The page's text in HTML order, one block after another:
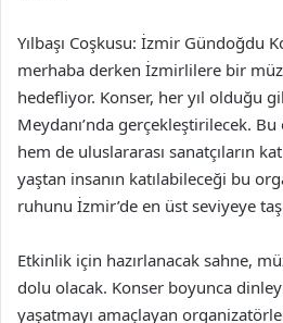
Yılbaşı Coşkusu: İzmir Gündoğdu
merhaba derken İzmirlilere bir
hedefliyor. Konser, her yıl olduğu
Meydanı’nda gerçekleştirilecek.
hem de uluslararası sanatçıların
yaştan insanın katılabileceği bu
ruhunu İzmir’de en üst seviyeye
Etkinlik için hazırlanacak sahne,
dolu olacak. Konser boyunca
yaşatmayı amaçlayan